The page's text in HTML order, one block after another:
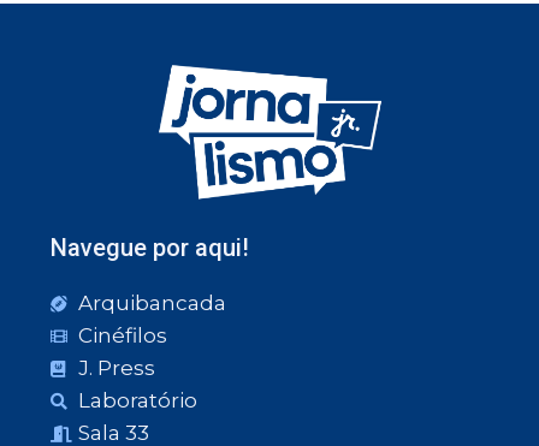
Navegue por aqui!
Arquibancada
Cinéfilos
J. Press
Laboratório
Sala 33